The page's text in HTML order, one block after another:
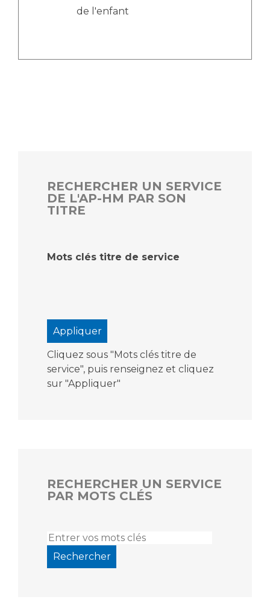
de l'enfant
RECHERCHER UN SERVICE
DE L'AP-HM PAR SON
TITRE
Mots clés titre de service
Cliquez sous "Mots clés titre de
service", puis renseignez et cliquez
sur "Appliquer"
RECHERCHER UN SERVICE
PAR MOTS CLÉS